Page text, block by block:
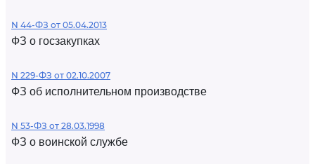
N 44-ФЗ от 05.04.2013
ФЗ о госзакупках
N 229-ФЗ от 02.10.2007
ФЗ об исполнительном производстве
N 53-ФЗ от 28.03.1998
ФЗ о воинской службе